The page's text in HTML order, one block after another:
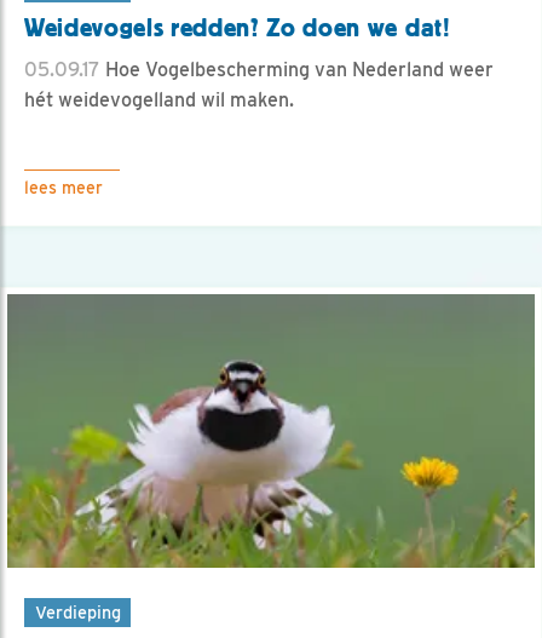
Weidevogels redden? Zo doen we dat!
05.09.17 Hoe Vogelbescherming van Nederland weer
hét weidevogelland wil maken.
lees meer
Verdieping